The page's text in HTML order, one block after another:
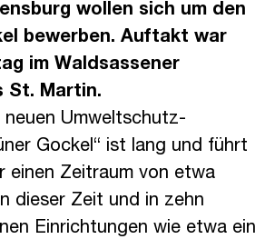
wollen sich um den
bewerben. Auftakt war
im Waldsassener
St. Martin.
neuen Umweltschutz-
Gockel“ ist lang und führt
einen Zeitraum von etwa
dieser Zeit und in zehn
Einrichtungen wie etwa ein